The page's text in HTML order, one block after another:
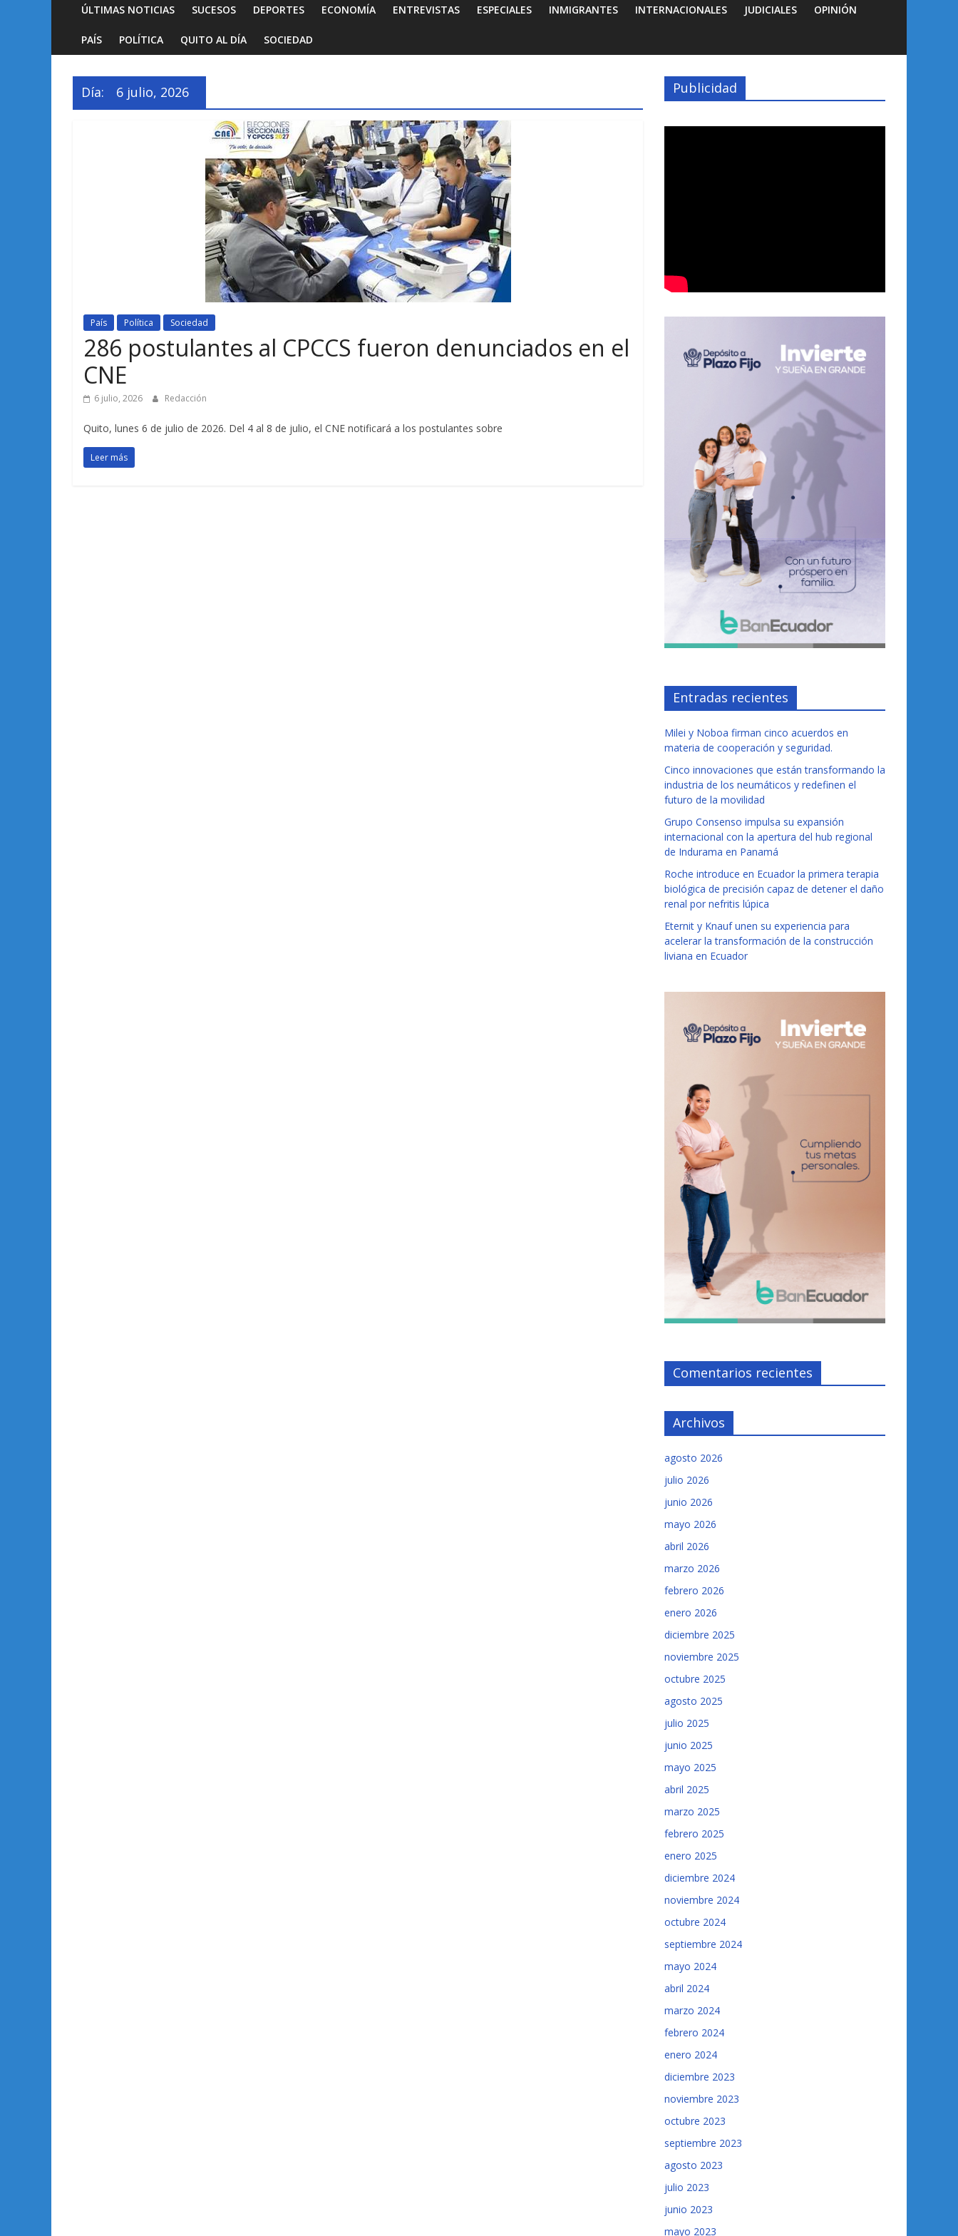
ÚLTIMAS NOTICIAS SUCESOS DEPORTES ECONOMÍA ENTREVISTAS ESPECIALES INMIGRANTES INTERNACIONALES JUDICIALES OPINIÓN
PAÍS POLÍTICA QUITO AL DÍA SOCIEDAD
Día: 6 julio, 2026
País Política Sociedad
286 postulantes al CPCCS fueron denunciados en el
CNE
6 julio, 2026 Redacción
Quito, lunes 6 de julio de 2026. Del 4 al 8 de julio, el CNE notificará a los postulantes sobre
Leer más
Publicidad
Entradas recientes
Milei y Noboa firman cinco acuerdos en
materia de cooperación y seguridad.
Cinco innovaciones que están transformando la
industria de los neumáticos y redefinen el
futuro de la movilidad
Grupo Consenso impulsa su expansión
internacional con la apertura del hub regional
de Indurama en Panamá
Roche introduce en Ecuador la primera terapia
biológica de precisión capaz de detener el daño
renal por nefritis lúpica
Eternit y Knauf unen su experiencia para
acelerar la transformación de la construcción
liviana en Ecuador
Comentarios recientes
Archivos
agosto 2026
julio 2026
junio 2026
mayo 2026
abril 2026
marzo 2026
febrero 2026
enero 2026
diciembre 2025
noviembre 2025
octubre 2025
agosto 2025
julio 2025
junio 2025
mayo 2025
abril 2025
marzo 2025
febrero 2025
enero 2025
diciembre 2024
noviembre 2024
octubre 2024
septiembre 2024
mayo 2024
abril 2024
marzo 2024
febrero 2024
enero 2024
diciembre 2023
noviembre 2023
octubre 2023
septiembre 2023
agosto 2023
julio 2023
junio 2023
mayo 2023